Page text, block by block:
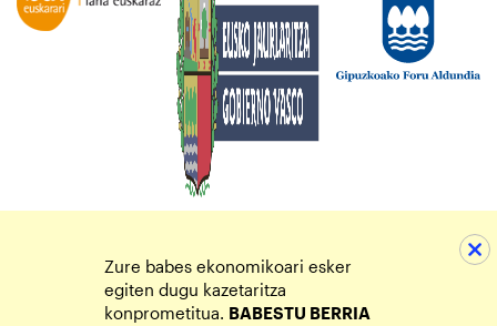
Zure babes ekonomikoari esker
egiten dugu kazetaritza
konprometitua. BABESTU BERRIA